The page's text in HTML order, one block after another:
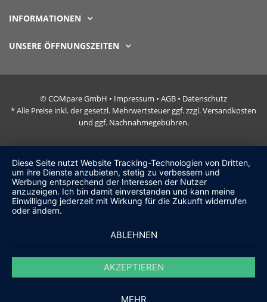
INFORMATIONEN
UNSERE ÖFFNUNGSZEITEN
© COMpare GmbH • Impressum • AGB • Datenschutz
* Alle Preise inkl. der gesetzl. Mehrwertsteuer ggf. zzgl. Versandkosten
und ggf. Nachnahmegebühren.
Diese Seite nutzt Website Tracking-Technologien von Dritten,
um ihre Dienste anzubieten, stetig zu verbessern und
Werbung entsprechend der Interessen der Nutzer
anzuzeigen. Ich bin damit einverstanden und kann meine
Einwilligung jederzeit mit Wirkung für die Zukunft widerrufen
oder ändern.
ABLEHNEN
AKZEPTIEREN
MEHR